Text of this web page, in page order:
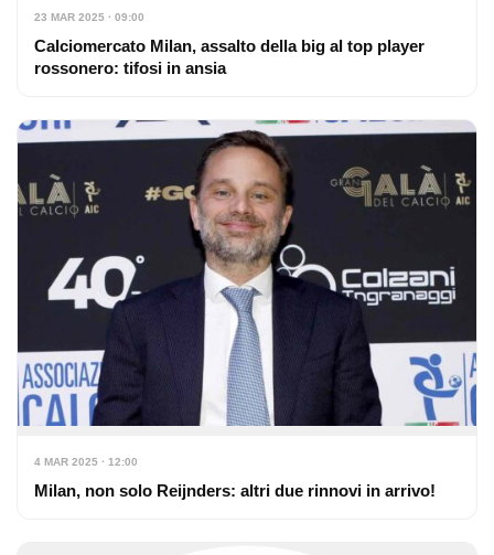
23 MAR 2025 · 09:00
Calciomercato Milan, assalto della big al top player
rossonero: tifosi in ansia
4 MAR 2025 · 12:00
Milan, non solo Reijnders: altri due rinnovi in arrivo!